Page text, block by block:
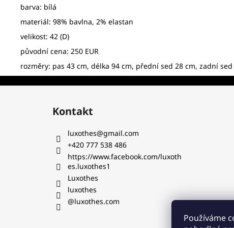
Používáme
barva: bílá
materiál: 98% bavlna, 2% elastan
velikost: 42 (D)
původní cena: 250 EUR
rozměry: pas 43 cm, délka 94 cm, přední sed 28 cm, zadní
Z
Kontakt
luxothes@gmail.com
+420 777 538 486‬
https://www.facebook.com/luxoth
es.luxothes1
Luxothes
luxothes
@luxothes.com